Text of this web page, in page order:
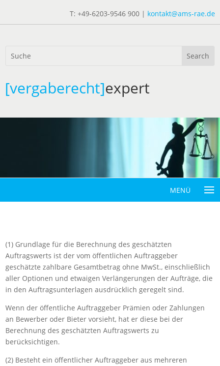
T: +49-6203-9546 900 | kontakt@ams-rae.de
[vergaberecht]expert
(1) Grundlage für die Berechnung des geschätzten
Auftragswerts ist der vom öffentlichen Auftraggeber
geschätzte zahlbare Gesamtbetrag ohne MwSt., einschließlich
aller Optionen und etwaigen Verlängerungen der Aufträge, die
in den Auftragsunterlagen ausdrücklich geregelt sind.
Wenn der öffentliche Auftraggeber Prämien oder Zahlungen
an Bewerber oder Bieter vorsieht, hat er diese bei der
Berechnung des geschätzten Auftragswerts zu
berücksichtigen.
(2) Besteht ein öffentlicher Auftraggeber aus mehreren